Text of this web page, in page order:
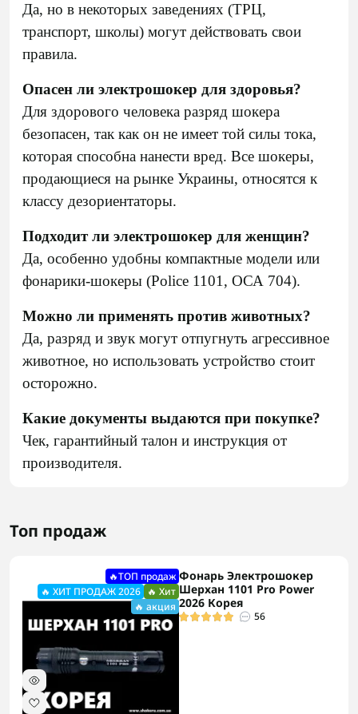
Да, но в некоторых заведениях (ТРЦ,
транспорт, школы) могут действовать свои
правила.
Опасен ли электрошокер для здоровья?
Для здорового человека разряд шокера
безопасен, так как он не имеет той силы тока,
которая способна нанести вред. Все шокеры,
продающиеся на рынке Украины, относятся к
классу дезориентаторы.
Подходит ли электрошокер для женщин?
Да, особенно удобны компактные модели или
фонарики-шокеры (Police 1101, ОСА 704).
Можно ли применять против животных?
Да, разряд и звук могут отпугнуть агрессивное
животное, но использовать устройство стоит
осторожно.
Какие документы выдаются при покупке?
Чек, гарантийный талон и инструкция от
производителя.
Топ продаж
🔥ТОП продаж
🔥 ХИТ ПРОДАЖ 2026 🔥 Хит
🔥 акция
Фонарь Электрошокер
Шерхан 1101 Pro Power
2026 Корея
56